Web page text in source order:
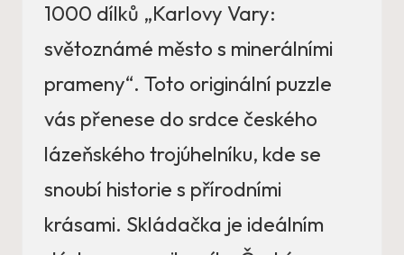
1000 dílků „Karlovy Vary:
světoznámé město s minerálními
prameny“. Toto originální puzzle
vás přenese do srdce českého
lázeňského trojúhelníku, kde se
snoubí historie s přírodními
krásami. Skládačka je ideálním